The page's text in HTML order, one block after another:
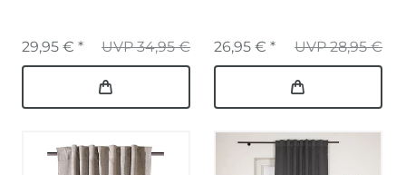
UVP 34,95 €
29,95 € * UVP 28,95 €
26,95 € *